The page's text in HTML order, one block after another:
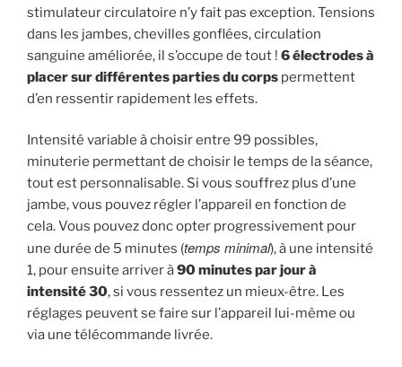
stimulateur circulatoire n’y fait pas exception. Tensions
dans les jambes, chevilles gonflées, circulation
sanguine améliorée, il s’occupe de tout ! 6 électrodes à
placer sur différentes parties du corps permettent
d’en ressentir rapidement les effets.
Intensité variable à choisir entre 99 possibles,
minuterie permettant de choisir le temps de la séance,
tout est personnalisable. Si vous souffrez plus d’une
jambe, vous pouvez régler l’appareil en fonction de
cela. Vous pouvez donc opter progressivement pour
une durée de 5 minutes (temps minimal), à une intensité
1, pour ensuite arriver à90 minutes par jour à
intensité 30, si vous ressentez un mieux-être. Les
réglages peuvent se faire sur l’appareil lui-même ou
via une télécommande livrée.